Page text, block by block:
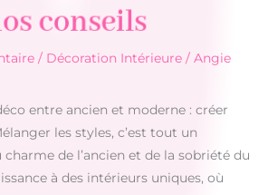
conseils
/ Décoration Intérieure / Angie
entre ancien et moderne : créer
les styles, c’est tout un
charme de l’ancien et de la sobriété du
à des intérieurs uniques, où